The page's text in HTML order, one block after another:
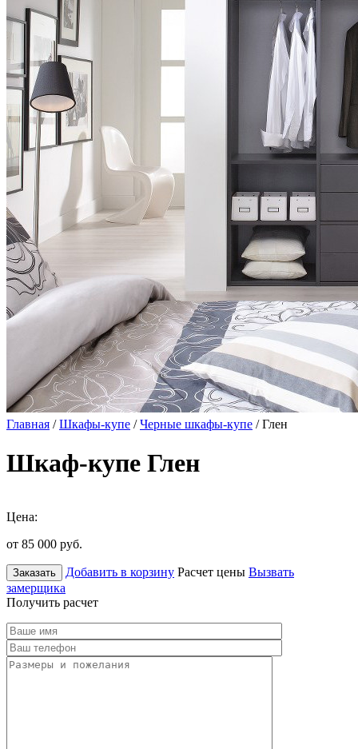
Главная /Шкафы-купе /Черные шкафы-купе / Глен
Шкаф-купе Глен
Цена:
от 85 000 руб.
Заказать Добавить в корзину Расчет цены Вызвать
замерщика
Получить расчет